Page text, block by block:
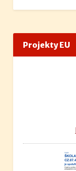
Projekty EU